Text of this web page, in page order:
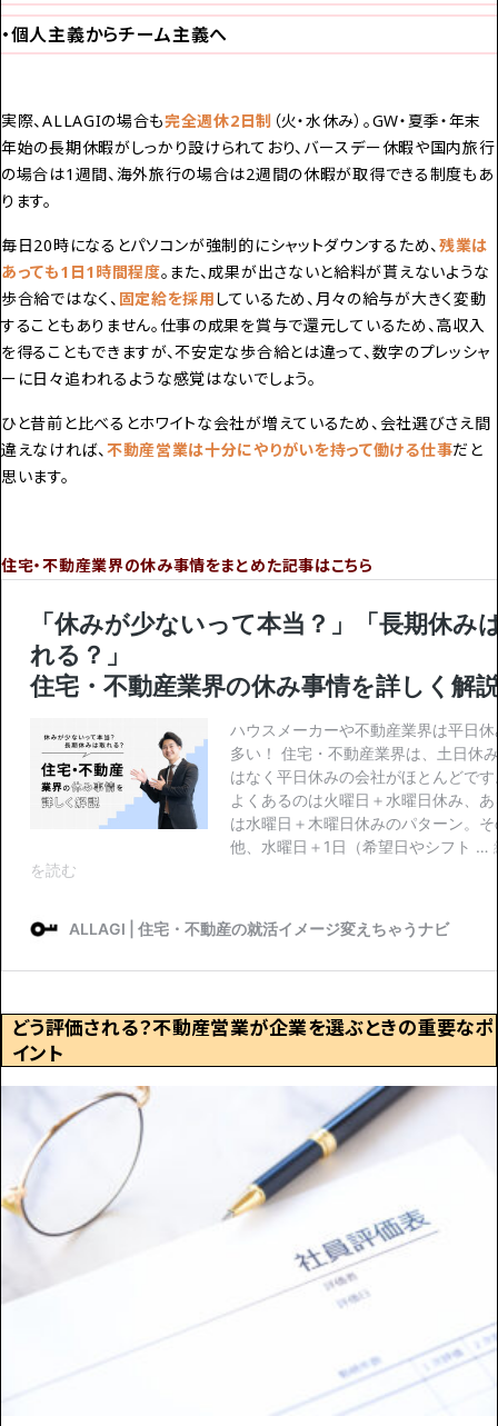
・個人主義からチーム主義へ
実際、ALLAGIの場合も完全週休2日制 （火・水休み）。GW・夏季・年末
年始の長期休暇がしっかり設けられており、バースデー休暇や国内旅行
の場合は1週間、海外旅行の場合は2週間の休暇が取得できる制度もあ
ります。
毎日20時になるとパソコンが強制的にシャットダウンするため、残業は
あっても1日1時間程度。また、成果が出さないと給料が貰えないような
歩合給ではなく、 固定給を採用 しているため、月々の給与が大きく変動
することもありません。仕事の成果を賞与で還元しているため、高収入
を得ることもできますが、不安定な歩合給とは違って、数字のプレッシャ
ーに日々追われるような感覚はないでしょう。
ひと昔前と比べるとホワイトな会社が増えているため、会社選びさえ間
違えなければ、不動産営業は十分にやりがいを持って働ける仕事だと
思います。
住宅・不動産業界の休み事情をまとめた記事はこちら
どう評価される？不動産営業が企業を選ぶときの重要なポ
イント